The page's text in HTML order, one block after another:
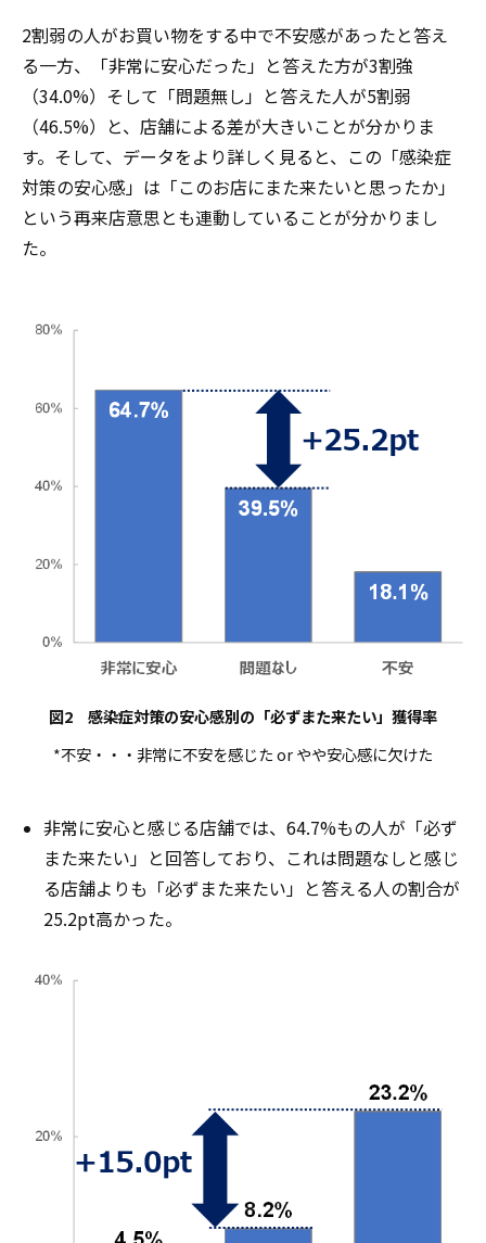
2割弱の人がお買い物をする中で不安感があったと答え
る一方、「非常に安心だった」と答えた方が3割強
（34.0%）そして「問題無し」と答えた人が5割弱
（46.5%）と、店舗による差が大きいことが分かりま
す。そして、データをより詳しく見ると、この「感染症
対策の安心感」は「このお店にまた来たいと思ったか」
という再来店意思とも連動していることが分かりまし
た。
図2 感染症対策の安心感別の「必ずまた来たい」獲得率
*不安・・・非常に不安を感じた or やや安心感に欠けた
非常に安心と感じる店舗では、64.7%もの人が「必ず
また来たい」と回答しており、これは問題なしと感じ
る店舗よりも「必ずまた来たい」と答える人の割合が
25.2pt高かった。